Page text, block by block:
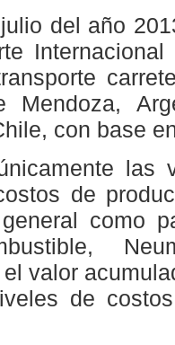
del año
Mendoza,
con base
las
de
como
valor
de